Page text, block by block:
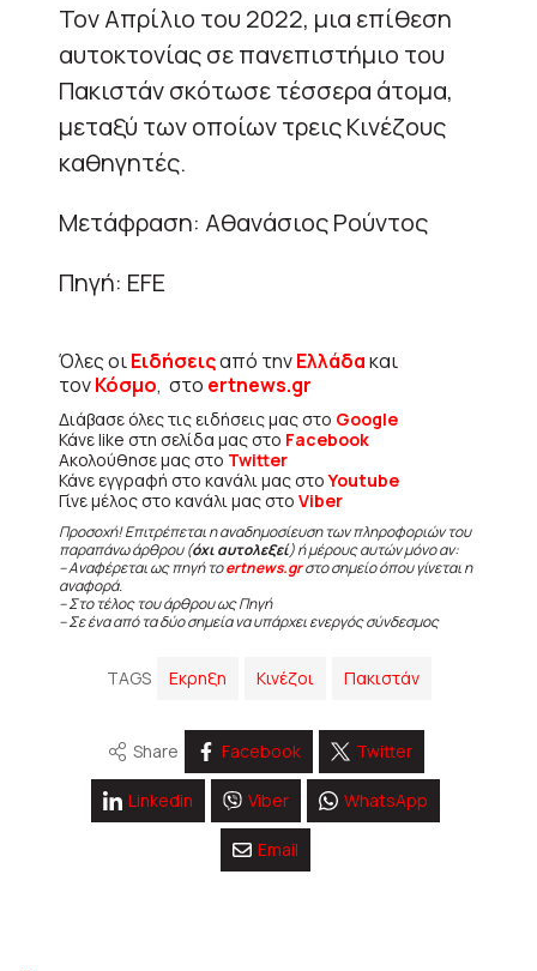
Τον Απρίλιο του 2022, μια επίθεση
αυτοκτονίας σε πανεπιστήμιο του
Πακιστάν σκότωσε τέσσερα άτομα,
μεταξύ των οποίων τρεις Κινέζους
καθηγητές.
Μετάφραση: Αθανάσιος Ρούντος
Πηγή: EFE
Όλες οιΕιδήσειςαπό τηνΕλλάδακαι
τονΚόσμο, στο ertnews.gr
Διάβασε όλες τις ειδήσεις μας στο Google
Κάνε like στη σελίδα μας στο Facebook
Ακολούθησε μας στο Twitter
Κάνε εγγραφή στο κανάλι μας στοYoutube
Γίνε μέλος στο κανάλι μας στο Viber
Προσοχή! Επιτρέπεται η αναδημοσίευση των πληροφοριών του
παραπάνω άρθρου (όχι αυτολεξεί) ή μέρους αυτών μόνο αν:
– Αναφέρεται ως πηγή τοertnews.grστο σημείο όπου γίνεται η
αναφορά.
– Στο τέλος του άρθρου ως Πηγή
– Σε ένα από τα δύο σημεία να υπάρχει ενεργός σύνδεσμος
TAGS Εκρηξη Κινέζοι Πακιστάν
Share Facebook Twitter
Linkedin Viber WhatsApp
Email